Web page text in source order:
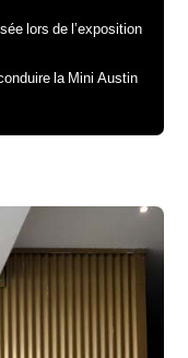
lors de l’exposition
la Mini Austin